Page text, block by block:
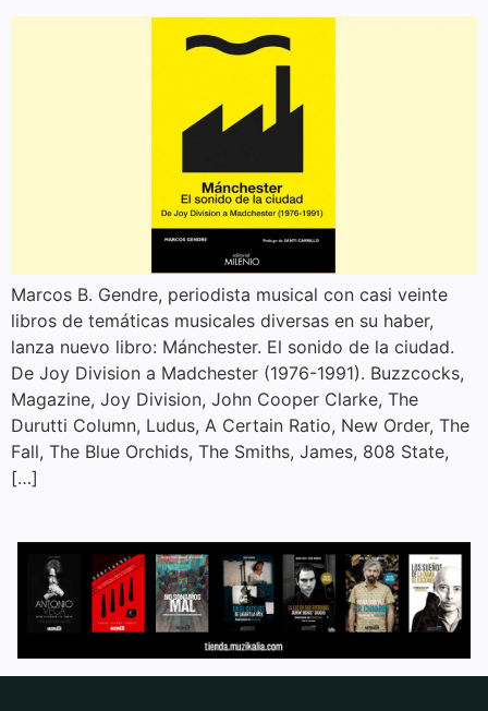
Marcos B. Gendre, periodista musical con casi veinte
libros de temáticas musicales diversas en su haber,
lanza nuevo libro: Mánchester. El sonido de la ciudad.
De Joy Division a Madchester (1976-1991). Buzzcocks,
Magazine, Joy Division, John Cooper Clarke, The
Durutti Column, Ludus, A Certain Ratio, New Order, The
Fall, The Blue Orchids, The Smiths, James, 808 State,
[…]